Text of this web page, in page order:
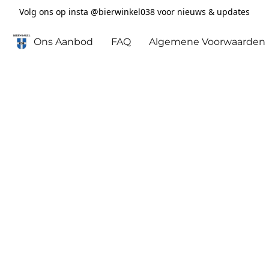
Volg ons op insta @bierwinkel038 voor nieuws & updates
Ons Aanbod FAQ Algemene Voorwaarden